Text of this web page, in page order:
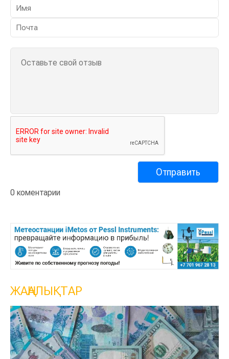
0 коментарии
ЖАҢАЛЫҚТАР